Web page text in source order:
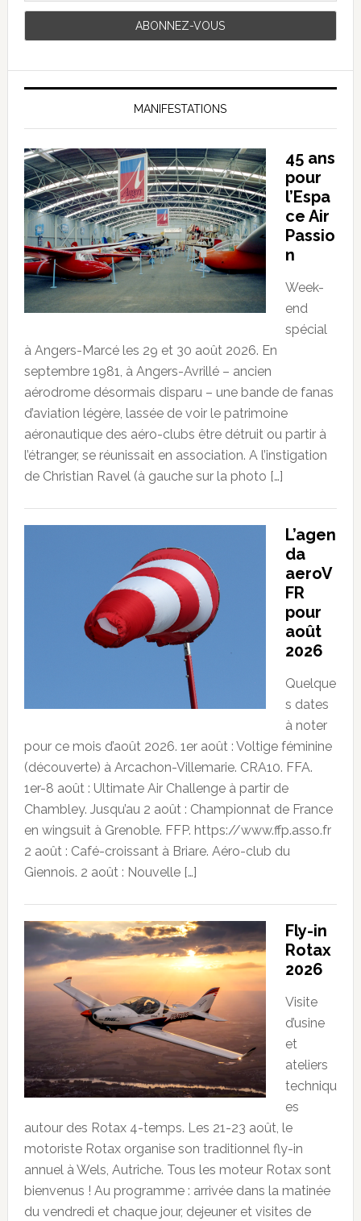
MANIFESTATIONS
45 ans
pour
l’Espa
ce Air
Passio
n
Week-
end
spécial
à Angers-Marcé les 29 et 30 août 2026. En
septembre 1981, à Angers-Avrillé – ancien
aérodrome désormais disparu – une bande de fanas
d’aviation légère, lassée de voir le patrimoine
aéronautique des aéro-clubs être détruit ou partir à
l’étranger, se réunissait en association. A l’instigation
de Christian Ravel (à gauche sur la photo […]
L’agen
da
aeroV
FR
pour
août
2026
Quelque
s dates
à noter
pour ce mois d’août 2026. 1er août : Voltige féminine
(découverte) à Arcachon-Villemarie. CRA10. FFA.
1er-8 août : Ultimate Air Challenge à partir de
Chambley. Jusqu’au 2 août : Championnat de France
en wingsuit à Grenoble. FFP. https://www.ffp.asso.fr
2 août : Café-croissant à Briare. Aéro-club du
Giennois. 2 août : Nouvelle […]
Fly-in
Rotax
2026
Visite
d’usine
et
ateliers
techniqu
es
autour des Rotax 4-temps. Les 21-23 août, le
motoriste Rotax organise son traditionnel fly-in
annuel à Wels, Autriche. Tous les moteur Rotax sont
bienvenus ! Au programme : arrivée dans la matinée
du vendredi et chaque jour, dejeuner et visites de